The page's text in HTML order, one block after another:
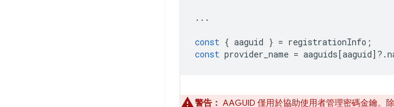
...
const { aaguid } = registrationInfo ;
const provider_name = aaguids [aaguid] ? .
警告： AAGUID 僅用於協助使用者管理密碼金鑰。